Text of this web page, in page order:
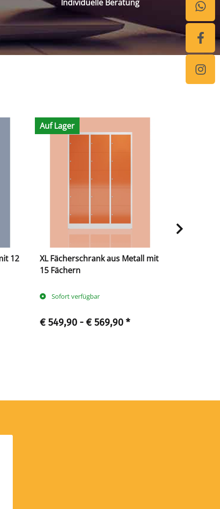
Individuelle Beratung
12
Auf Lager
XL Fächerschrank aus Metall mit
15 Fächern
Sofort verfügbar
€ 549,90 - € 569,90 *